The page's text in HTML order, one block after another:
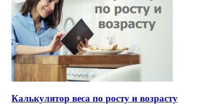
Калькулятор веса по росту и возрасту